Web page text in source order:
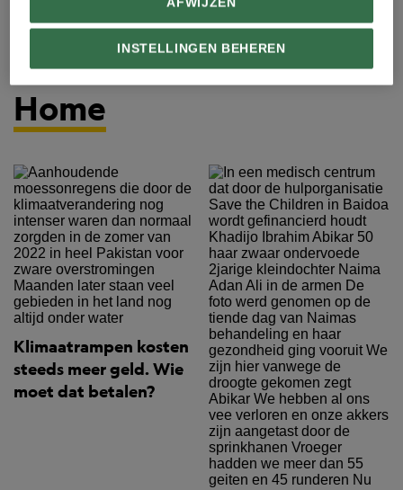
Home
Klimaatrampen kosten
steeds meer geld. Wie
moet dat betalen?
INSTELLINGEN BEHEREN
AFWIJZEN